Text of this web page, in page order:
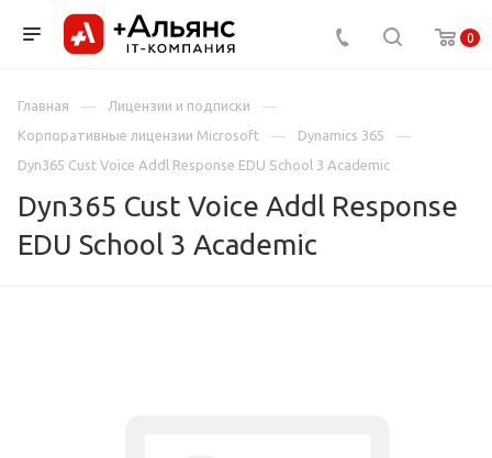
0
Главная
Лицензии и подписки
Корпоративные лицензии Microsoft
Dynamics 365
Dyn365 Cust Voice Addl Response EDU School 3 Academic
Dyn365 Cust Voice Addl Response
EDU School 3 Academic